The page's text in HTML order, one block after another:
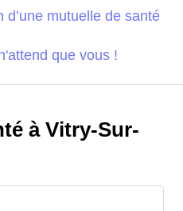
d’une mutuelle de santé
que vous !
à Vitry-Sur-